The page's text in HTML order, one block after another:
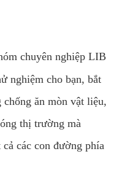
chuyên nghiệp LIB
nghiệm cho bạn, bắt
chống ăn mòn vật liệu,
thị trường mà
các con đường phía